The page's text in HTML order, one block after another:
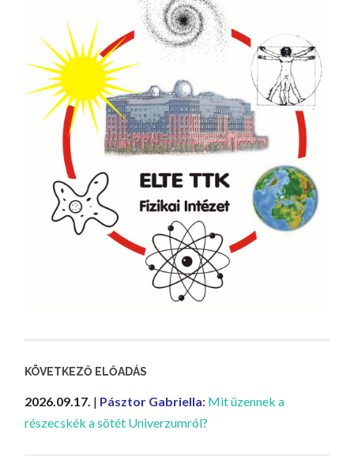
KÖVETKEZŐ ELŐADÁS
2026.09.17. | Pásztor Gabriella: Mit üzennek a
részecskék a sötét Univerzumról?